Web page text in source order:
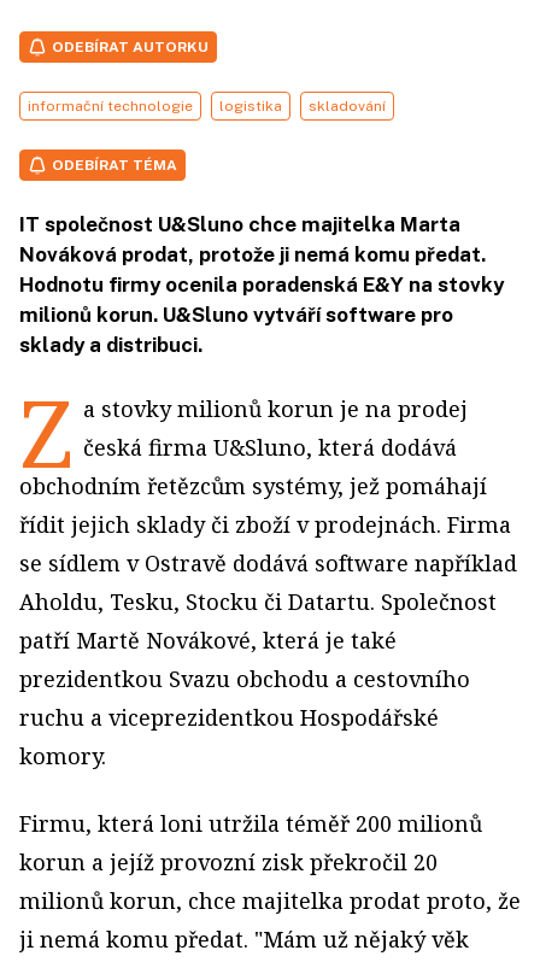
ODEBÍRAT AUTORKU
informační technologie logistika skladování
ODEBÍRAT TÉMA
IT společnost U&Sluno chce majitelka Marta
Nováková prodat, protože ji nemá komu předat.
Hodnotu firmy ocenila poradenská E&Y na stovky
milionů korun. U&Sluno vytváří software pro
sklady a distribuci.
Z a stovky milionů korun je na prodej
česká firma U&Sluno, která dodává
obchodním řetězcům systémy, jež pomáhají
řídit jejich sklady či zboží v prodejnách. Firma
se sídlem v Ostravě dodává software například
Aholdu, Tesku, Stocku či Datartu. Společnost
patří Martě Novákové, která je také
prezidentkou Svazu obchodu a cestovního
ruchu a viceprezidentkou Hospodářské
komory.
Firmu, která loni utržila téměř 200 milionů
korun a jejíž provozní zisk překročil 20
milionů korun, chce majitelka prodat proto, že
ji nemá komu předat. "Mám už nějaký věk